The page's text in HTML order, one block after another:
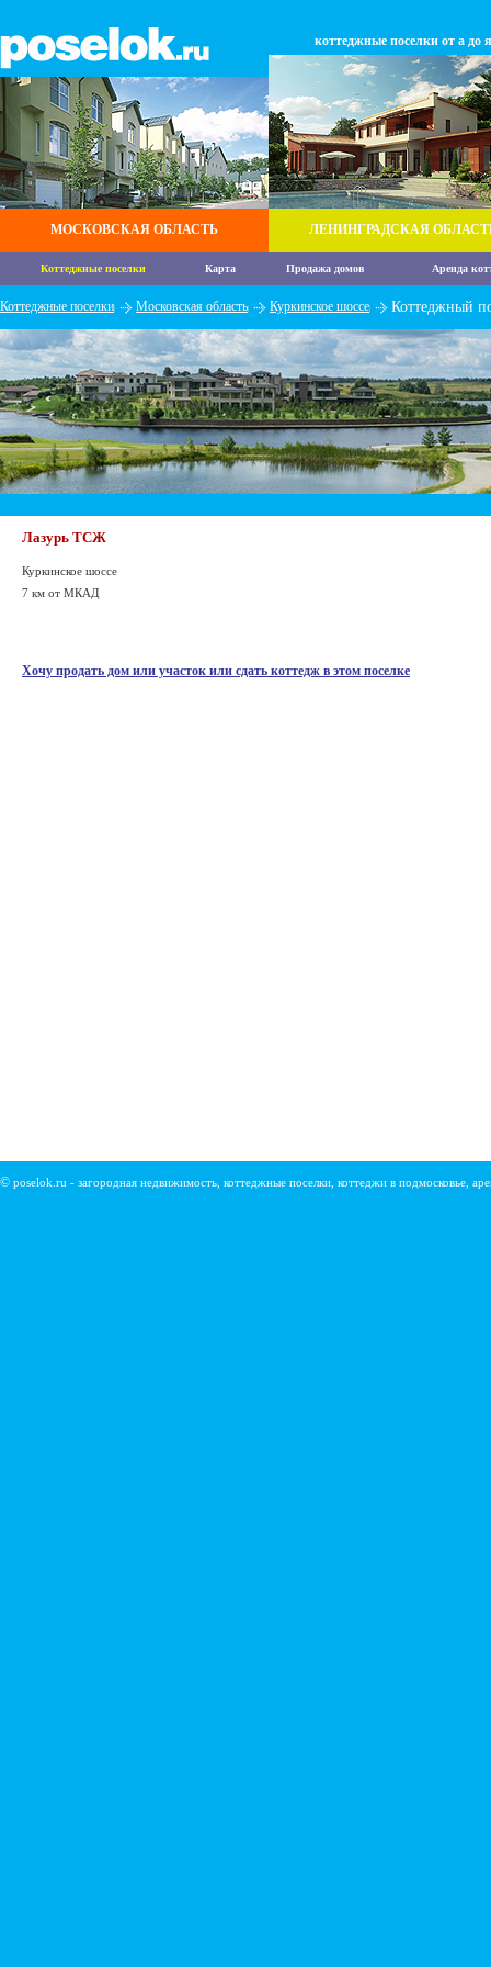
МОСКОВСКАЯ ОБЛАСТЬ
коттеджные поселки от а до я
ЛЕНИНГРАДСКАЯ
Коттеджные поселки Карта Продажа домов Аренда
Коттеджные поселки Московская область Куркинское шоссе Коттеджный
Лазурь ТСЖ
Куркинское шоссе
7 км от МКАД
Хочу продать дом или участок или сдать коттедж в этом поселке
© poselok.ru - загородная недвижимость, коттеджные поселки, коттеджи в подмосковье,